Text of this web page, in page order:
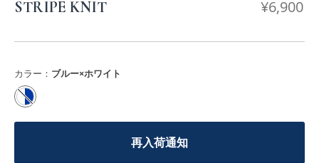
STRIPE KNIT ¥6,900
カラー： ブルー×ホワイト
再入荷通知